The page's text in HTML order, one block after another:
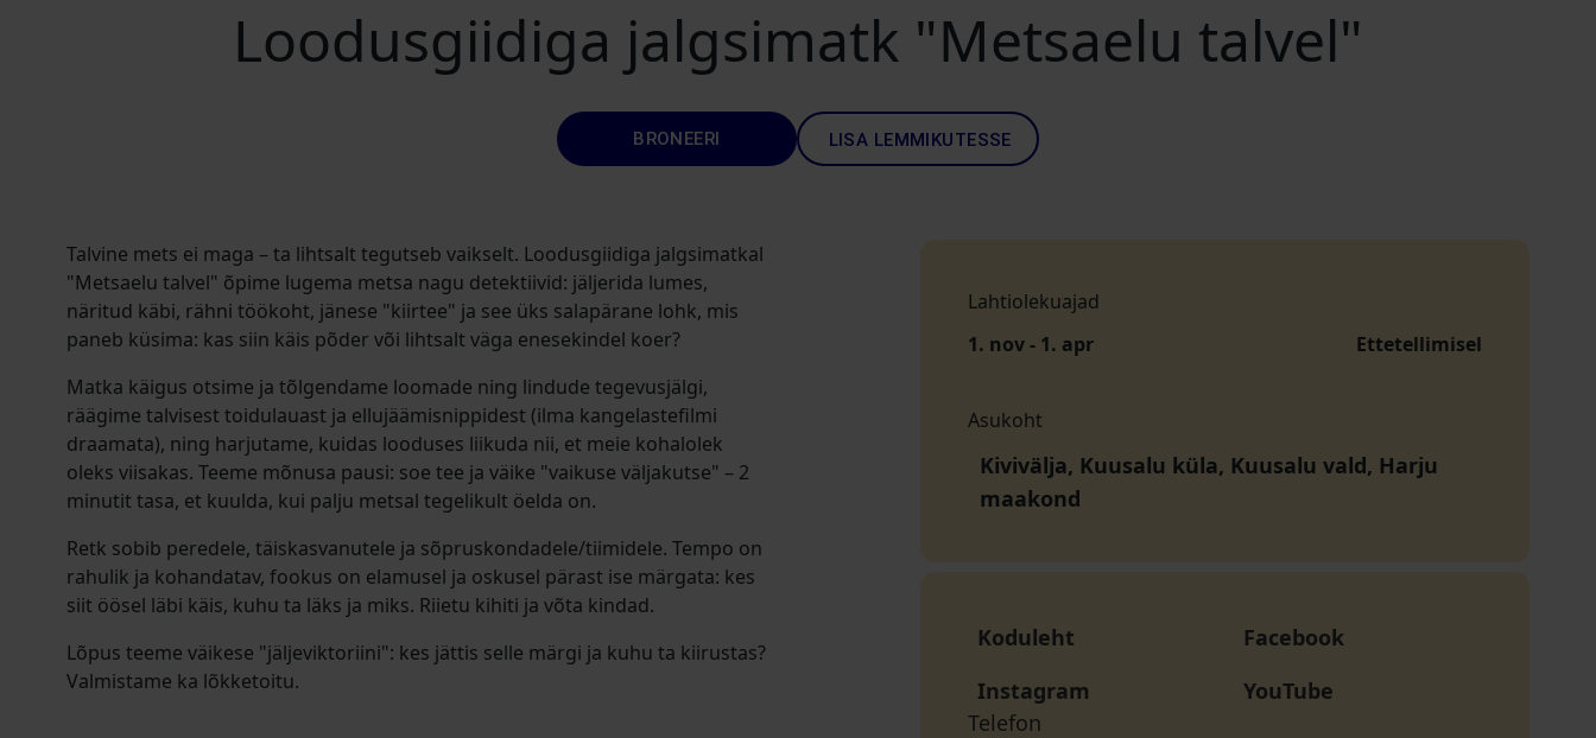
Loodusgiidiga jalgsimatk "Metsaelu talvel"
BRONEERI LISA LEMMIKUTESSE
Talvine mets ei maga – ta lihtsalt tegutseb vaikselt. Loodusgiidiga jalgsimatkal
"Metsaelu talvel" õpime lugema metsa nagu detektiivid: jäljerida lumes,
näritud käbi, rähni töökoht, jänese "kiirtee" ja see üks salapärane lohk, mis
paneb küsima: kas siin käis põder või lihtsalt väga enesekindel koer?
Matka käigus otsime ja tõlgendame loomade ning lindude tegevusjälgi,
räägime talvisest toidulauast ja ellujäämisnippidest (ilma kangelastefilmi
draamata), ning harjutame, kuidas looduses liikuda nii, et meie kohalolek
oleks viisakas. Teeme mõnusa pausi: soe tee ja väike "vaikuse väljakutse" – 2
minutit tasa, et kuulda, kui palju metsal tegelikult öelda on.
Retk sobib peredele, täiskasvanutele ja sõpruskondadele/tiimidele. Tempo on
rahulik ja kohandatav, fookus on elamusel ja oskusel pärast ise märgata: kes
siit öösel läbi käis, kuhu ta läks ja miks. Riietu kihiti ja võta kindad.
Lõpus teeme väikese "jäljeviktoriini": kes jättis selle märgi ja kuhu ta kiirustas?
Valmistame ka lõkketoitu.
Lahtiolekuajad
1. nov - 1. apr
Ettetellimisel
Asukoht
Kivivälja, Kuusalu küla, Kuusalu vald, Harju
maakond
Koduleht
Facebook
Instagram
YouTube
Telefon